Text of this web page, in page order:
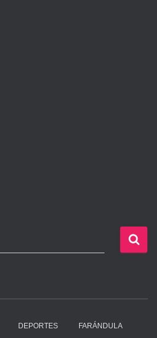
DEPORTES FARÁNDULA